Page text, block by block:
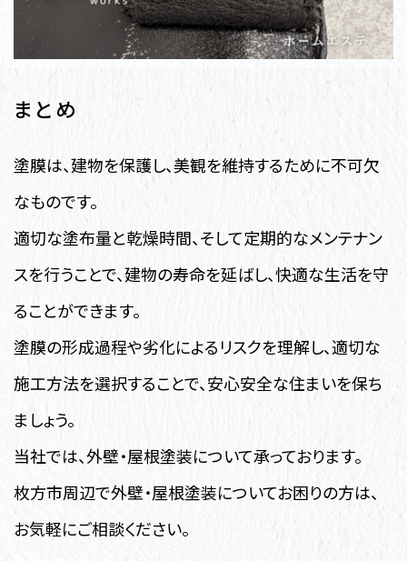
まとめ
塗膜は、建物を保護し、美観を維持するために不可欠
なものです。
適切な塗布量と乾燥時間、そして定期的なメンテナン
スを行うことで、建物の寿命を延ばし、快適な生活を守
ることができます。
塗膜の形成過程や劣化によるリスクを理解し、適切な
施工方法を選択することで、安心安全な住まいを保ち
ましょう。
当社では、外壁・屋根塗装について承っております。
枚方市周辺で外壁・屋根塗装についてお困りの方は、
お気軽にご相談ください。